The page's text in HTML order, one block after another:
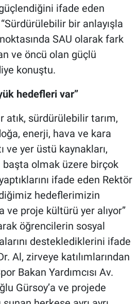
ifade eden
bir anlayışla
SAU olarak fark
ve öncü olan güçlü
konuştu.
hedefleri var”
atık, sürdürülebilir tarım,
enerji, hava ve kara
ve yer üstü kaynakları,
olmak üzere birçok
ifade eden Rektör
hedeflerimizin
ve proje kültürü yer alıyor”
öğrencilerin sosyal
desteklediklerini ifade
Al, zirveye katılımlarından
Bakan Yardımcısı Av.
Gürsoy’a ve projede